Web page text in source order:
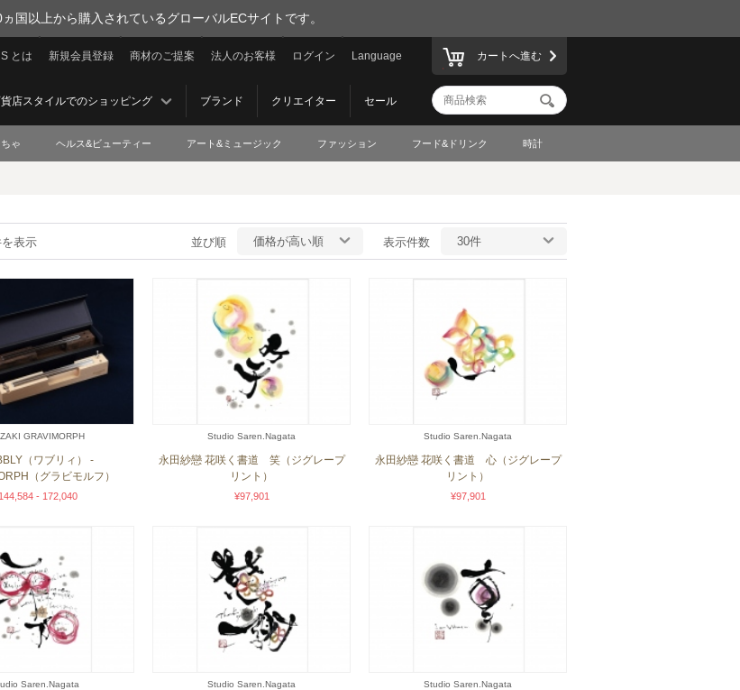
国以上から購入されているグローバルECサイトです。
Language
ログイン
法人のお客様
商材のご提案
新規会員登録
とは
セール
クリエイター
ブランド
店スタイルでのショッピング
カートへ進む
ゃ ヘルス&ビューティー アート&ミュージック ファッション フード&ドリンク 時計
表示 並び順 価格が高い順 表示件数 30件
GRAVIMORPH
（ワブリィ） -
（グラビモルフ）
- 172,040
Studio Saren.Nagata
永田紗戀 花咲く書道 笑（ジグレープ
リント）
¥97,901
Studio Saren.Nagata
永田紗戀 花咲く書道 心（ジグレープ
リント）
¥97,901
Saren.Nagata Studio Saren.Nagata Studio Saren.Nagata